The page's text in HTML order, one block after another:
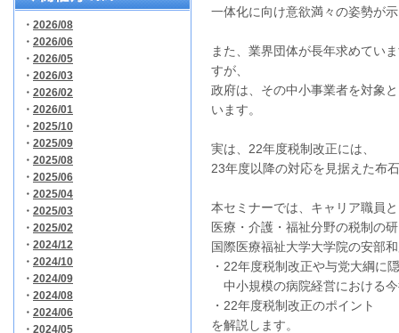
・ 2026/08
・ 2026/06
・ 2026/05
・ 2026/03
・ 2026/02
・ 2026/01
・ 2025/10
・ 2025/09
・ 2025/08
・ 2025/06
・ 2025/04
・ 2025/03
・ 2025/02
・ 2024/12
・ 2024/10
・ 2024/09
・ 2024/08
・ 2024/06
・ 2024/05
一体化に向け意欲満々の姿勢が
また、業界団体が長年求めてい
すが、
政府は、その中小事業者を対象
います。
実は、22年度税制改正には、
23年度以降の対応を見据えた布
本セミナーでは、キャリア職員
医療・介護・福祉分野の税制の
国際医療福祉大学大学院の安部
・22年度税制改正や与党大綱に
中小規模の病院経営における
・22年度税制改正のポイント
を解説します。